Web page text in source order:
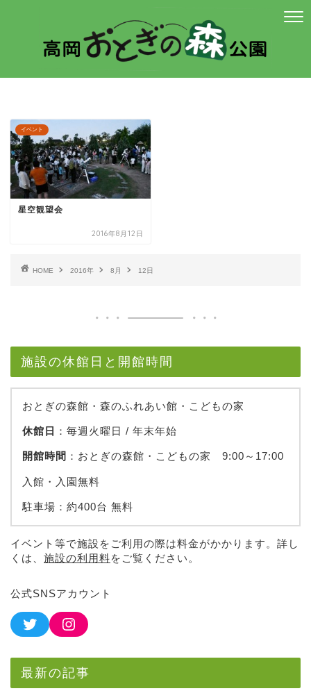
イベント
星空観望会
2016年8月12日
HOME 2016年 8月 12日
施設の休館日と開館時間
おとぎの森館・森のふれあい館・こどもの家
休館日 ：毎週火曜日 / 年末年始
開館時間 ：おとぎの森館・こどもの家 9:00～17:00
入館・入園無料
駐車場：約400台 無料
イベント等で施設をご利用の際は料金がかかります。詳し
くは、 施設の利用料をご覧ください。
公式SNSアカウント
最新の記事